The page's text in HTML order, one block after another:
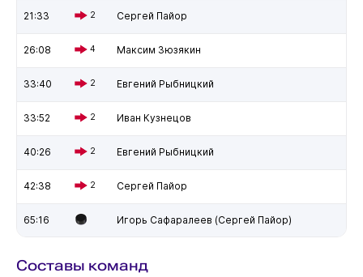
21:33 2 Сергей Пайор
26:08 4 Максим Зюзякин
33:40 2 Евгений Рыбницкий
33:52 2 Иван Кузнецов
40:26 2 Евгений Рыбницкий
42:38 2 Сергей Пайор
65:16 Игорь Сафаралеев (Сергей Пайор)
Составы команд